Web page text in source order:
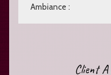
Ambiance :
Client A